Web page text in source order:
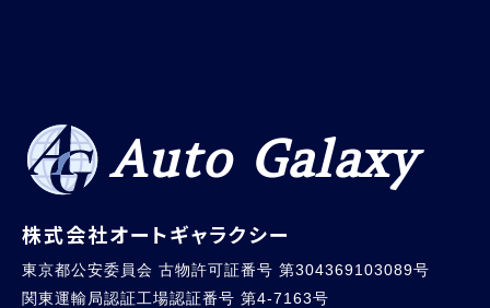
Auto Galaxy
株式会社オートギャラクシー
東京都公安委員会 古物許可証番号 第304369103089号
関東運輸局認証工場認証番号 第4-7163号